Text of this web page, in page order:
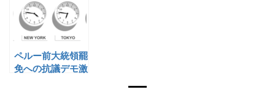
ペルー前大統領罷
免への抗議デモ激